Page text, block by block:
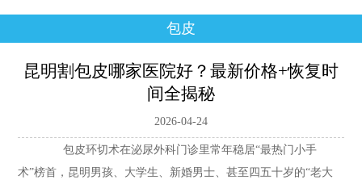
包皮
昆明割包皮哪家医院好？最新价格+恢复时
间全揭秘
2026-04-24
包皮环切术在泌尿外科门诊里常年稳居“最热门小手
术”榜首，昆明男孩、大学生、新婚男士、甚至四五十岁的“老大